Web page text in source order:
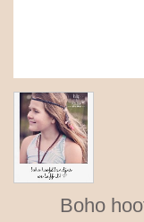
Boho